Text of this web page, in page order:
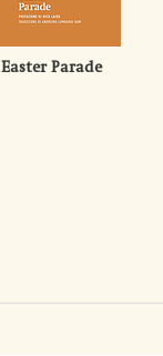
Easter Parade